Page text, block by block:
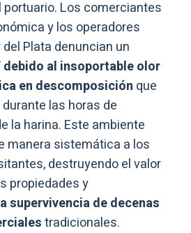
Los comerciantes
y los operadores
Plata denuncian un
debido al insoportable olor
en descomposición que
las horas de
la harina. Este ambiente
manera sistemática a los
destruyendo el valor
propiedades y
supervivencia de decenas
tradicionales.